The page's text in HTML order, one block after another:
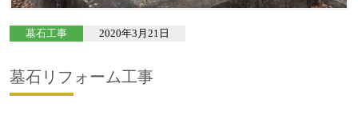
墓石工事 2020年3月21日
墓石リフォーム工事